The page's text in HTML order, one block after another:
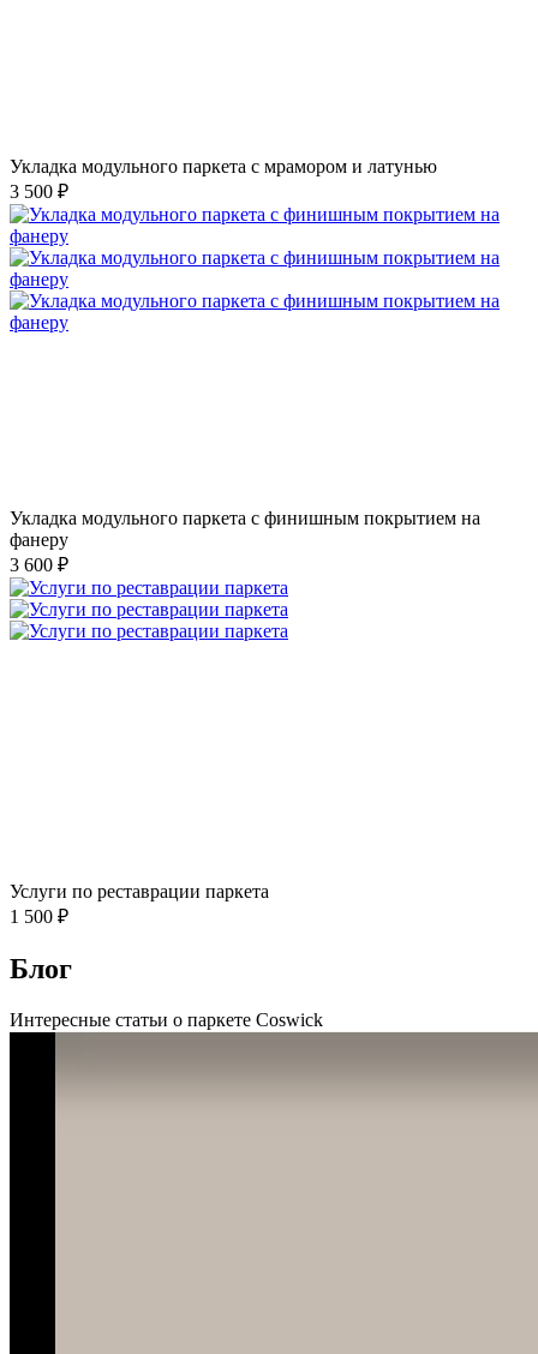
Укладка модульного паркета с мрамором и латунью
3 500 ₽
Укладка модульного паркета с финишным покрытием на
фанеру
3 600 ₽
Услуги по реставрации паркета
1 500 ₽
Блог
Интересные статьи о паркете Coswick